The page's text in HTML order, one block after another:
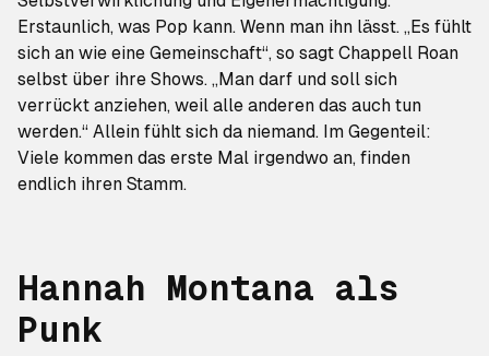
Erstaunlich, was Pop kann. Wenn man ihn lässt. „Es fühlt
sich an wie eine Gemeinschaft“, so sagt Chappell Roan
selbst über ihre Shows. „Man darf und soll sich
verrückt anziehen, weil alle anderen das auch tun
werden.“ Allein fühlt sich da niemand. Im Gegenteil:
Viele kommen das erste Mal irgendwo an, finden
endlich ihren Stamm.
Hannah Montana als
Punk